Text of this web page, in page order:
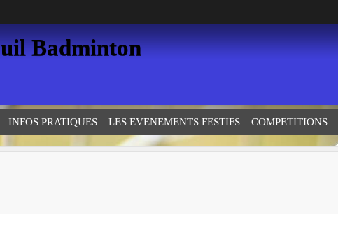
Badminton
INFOS PRATIQUES LES EVENEMENTS FESTIFS COMPETITIONS